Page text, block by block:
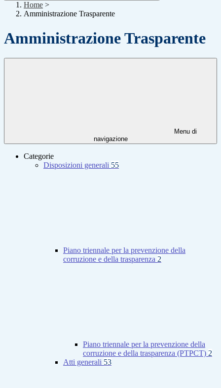
Home >
Amministrazione Trasparente
Amministrazione Trasparente
Menu di
navigazione
Categorie
Disposizioni generali 55
Piano triennale per la prevenzione della
corruzione e della trasparenza 2
Piano triennale per la prevenzione della
corruzione e della trasparenza (PTPCT) 2
Atti generali 53